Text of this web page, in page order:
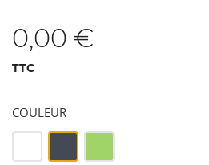
0,00 €
TTC
COULEUR